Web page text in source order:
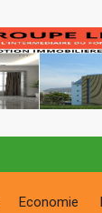
Economie